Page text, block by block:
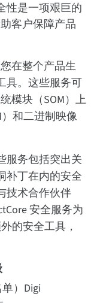
性是一项艰巨的
客户保障产品
在整个产品生
具。这些服务可
模块（SOM）上
和二进制映像
服务包括突出关
补丁在内的安全
技术合作伙伴
安全服务为
的安全工具，
）Digi